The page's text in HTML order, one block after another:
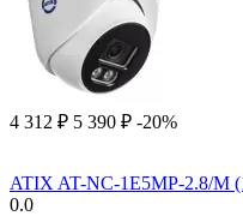
4 312 ₽ 5 390 ₽ -20%
ATIX AT-NC-1E5MP-2.8/M
0.0